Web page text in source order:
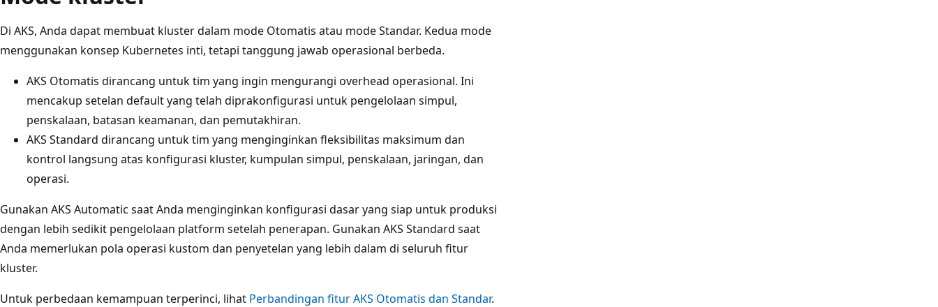
Di AKS, Anda dapat membuat kluster dalam mode Otomatis atau mode Standar. Kedua mode
menggunakan konsep Kubernetes inti, tetapi tanggung jawab operasional berbeda.
AKS Otomatis dirancang untuk tim yang ingin mengurangi overhead operasional. Ini
mencakup setelan default yang telah diprakonfigurasi untuk pengelolaan simpul,
penskalaan, batasan keamanan, dan pemutakhiran.
AKS Standard dirancang untuk tim yang menginginkan fleksibilitas maksimum dan
kontrol langsung atas konfigurasi kluster, kumpulan simpul, penskalaan, jaringan, dan
operasi.
Gunakan AKS Automatic saat Anda menginginkan konfigurasi dasar yang siap untuk produksi
dengan lebih sedikit pengelolaan platform setelah penerapan. Gunakan AKS Standard saat
Anda memerlukan pola operasi kustom dan penyetelan yang lebih dalam di seluruh fitur
kluster.
Untuk perbedaan kemampuan terperinci, lihat Perbandingan fitur AKS Otomatis dan Standar.